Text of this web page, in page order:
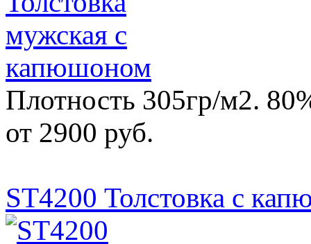
Плотность 305гр/м2.
от 2900 руб.
ST4200 Толстовка с